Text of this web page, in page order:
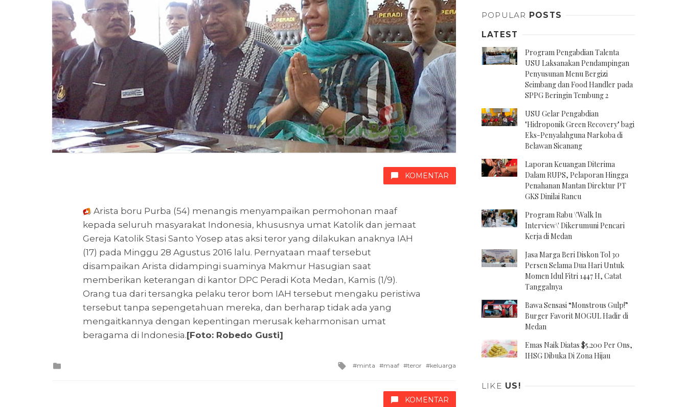
KOMENTAR
Arista boru Purba (54) menangis menyampaikan permohonan maaf
kepada seluruh masyarakat Indonesia, khususnya umat Katolik dan jemaat
Gereja Katolik Stasi Santo Yosep atas aksi teror yang dilakukan anaknya IAH
(17) pada Minggu 28 Agustus 2016 lalu. Pernyataan maaf tersebut
disampaikan Arista didampingi suaminya Makmur Hasugian saat
memberikan keterangan di kantor DPC Peradi Kota Medan, Kamis (1/9).
Orang tua dari tersangka pelaku teror bom IAH tersebut mengaku peristiwa
tersebut tanpa sepengetahuan mereka, dan berharap tidak ada yang
mengaitkannya dengan kepentingan merusak keharmonisan umat
beragama di Indonesia.[Foto: Robedo Gusti]
Tagged
minta maaf teror keluarga
KOMENTAR
POPULAR POSTS
LATEST
Program Pengabdian Talenta
USU Laksanakan Pendampingan
Penyusunan Menu Bergizi
Seimbang dan Food Handler pada
SPPG Beringin Tembung 2
USU Gelar Pengabdian
"Hidroponik Green Recovery" bagi
Eks-Penyalahguna Narkoba di
Belawan Sicanang
Laporan Keuangan Diterima
Dalam RUPS, Pelaporan Hingga
Penahanan Mantan Direktur PT
GKS Dinilai Rancu
Program Rabu \'Walk In
Interview\' Dikerumuni Pencari
Kerja di Medan
Jasa Marga Beri Diskon Tol 30
Persen Selama Dua Hari Untuk
Momen Idul Fitri 1447 H, Catat
Tanggalnya
Bawa Sensasi “Monstrous Gulp!”
Burger Favorit MOGUL Hadir di
Medan
Emas Naik Diatas $5.200 Per Ons,
IHSG Dibuka Di Zona Hijau
LIKE US!